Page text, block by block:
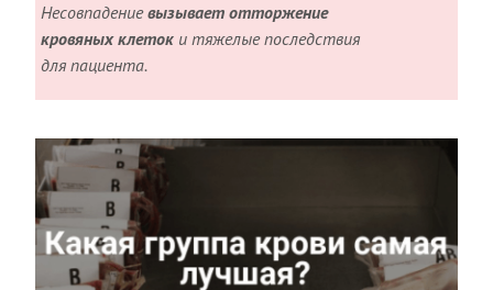
Несовпадениевызывает отторжение
кровяных клеток и тяжелые последствия
для пациента.